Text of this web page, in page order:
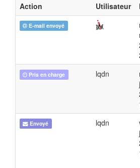
Action
Utilisateur
E-mail envoyé
Pris en charge lqdn
Envoyé lqdn